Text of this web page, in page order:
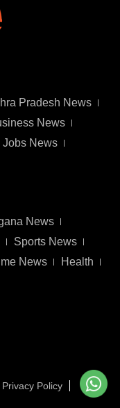
Pradesh News
News
Jobs News
News
Sports News
News Health
Privacy Policy